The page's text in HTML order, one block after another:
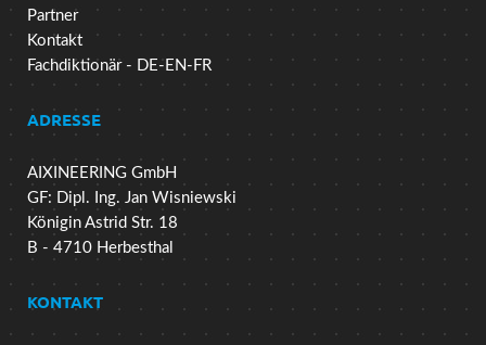
Partner
Kontakt
Fachdiktionär - DE-EN-FR
ADRESSE
AIXINEERING GmbH
GF: Dipl. Ing. Jan Wisniewski
Königin Astrid Str. 18
B - 4710 Herbesthal
KONTAKT